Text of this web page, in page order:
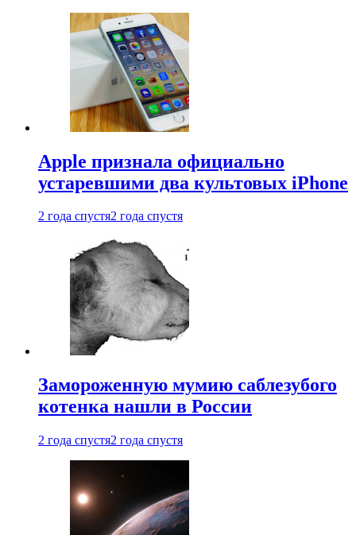
Apple признала официально
устаревшими два культовых iPhone
2 года спустя2 года спустя
Замороженную мумию саблезубого
котенка нашли в России
2 года спустя2 года спустя